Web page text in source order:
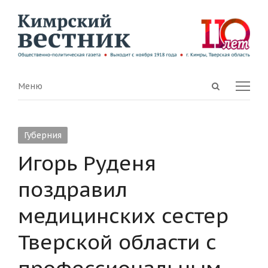
Open
Menu
Меню
Губерния
Игорь Руденя
поздравил
медицинских сестер
Тверской области с